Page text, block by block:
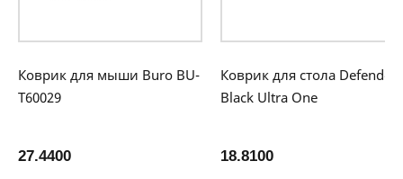
Коврик для мыши Buro BU-
T60029
27.4400
Коврик для стола Defender
Black Ultra One
18.8100